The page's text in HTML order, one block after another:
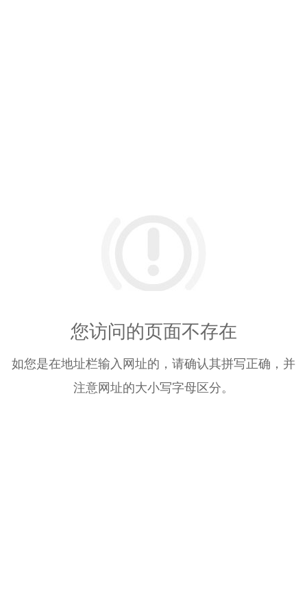
您访问的页面不存在
如您是在地址栏输入网址的，请确认其拼写正确，并
注意网址的大小写字母区分。